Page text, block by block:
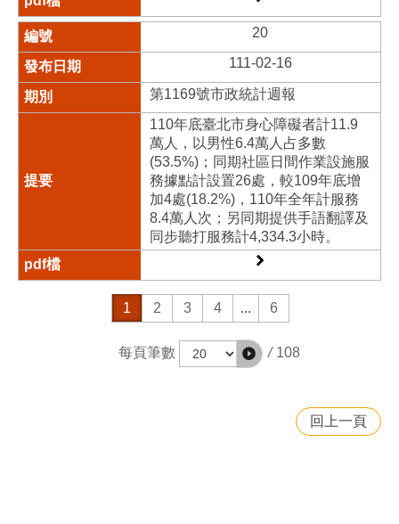
20
111-02-16
第1169號市政統計週報
110年底臺北市身心障礙者計11.9
萬人，以男性6.4萬人占多數
(53.5%)；同期社區日間作業設施服
務據點計設置26處，較109年底增
加4處(18.2%)，110年全年計服務
8.4萬人次；另同期提供手語翻譯及
同步聽打服務計4,334.3小時。
1 2 3 4 ... 6
每頁筆數 / 108
回上一頁